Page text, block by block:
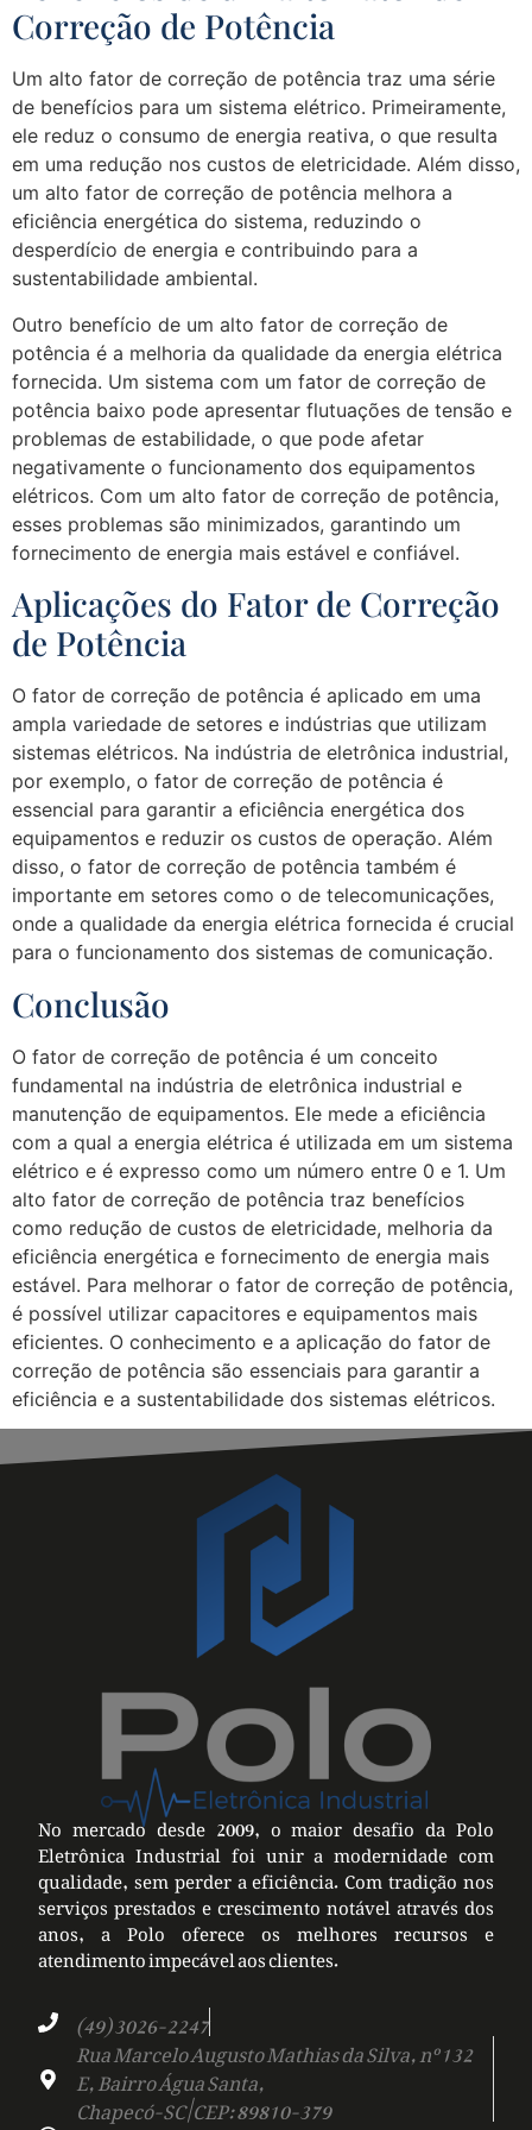
Correção de Potência
Um alto fator de correção de potência traz uma série
de benefícios para um sistema elétrico. Primeiramente,
ele reduz o consumo de energia reativa, o que resulta
em uma redução nos custos de eletricidade. Além disso,
um alto fator de correção de potência melhora a
eficiência energética do sistema, reduzindo o
desperdício de energia e contribuindo para a
sustentabilidade ambiental.
Outro benefício de um alto fator de correção de
potência é a melhoria da qualidade da energia elétrica
fornecida. Um sistema com um fator de correção de
potência baixo pode apresentar flutuações de tensão e
problemas de estabilidade, o que pode afetar
negativamente o funcionamento dos equipamentos
elétricos. Com um alto fator de correção de potência,
esses problemas são minimizados, garantindo um
fornecimento de energia mais estável e confiável.
Aplicações do Fator de Correção
de Potência
O fator de correção de potência é aplicado em uma
ampla variedade de setores e indústrias que utilizam
sistemas elétricos. Na indústria de eletrônica industrial,
por exemplo, o fator de correção de potência é
essencial para garantir a eficiência energética dos
equipamentos e reduzir os custos de operação. Além
disso, o fator de correção de potência também é
importante em setores como o de telecomunicações,
onde a qualidade da energia elétrica fornecida é crucial
para o funcionamento dos sistemas de comunicação.
Conclusão
O fator de correção de potência é um conceito
fundamental na indústria de eletrônica industrial e
manutenção de equipamentos. Ele mede a eficiência
com a qual a energia elétrica é utilizada em um sistema
elétrico e é expresso como um número entre 0 e 1. Um
alto fator de correção de potência traz benefícios
como redução de custos de eletricidade, melhoria da
eficiência energética e fornecimento de energia mais
estável. Para melhorar o fator de correção de potência,
é possível utilizar capacitores e equipamentos mais
eficientes. O conhecimento e a aplicação do fator de
correção de potência são essenciais para garantir a
eficiência e a sustentabilidade dos sistemas elétricos.
No mercado desde 2009, o maior desafio da Polo
Eletrônica Industrial foi unir a modernidade com
qualidade, sem perder a eficiência. Com tradição nos
serviços prestados e crescimento notável através dos
anos, a Polo oferece os melhores recursos e
atendimento impecável aos clientes.
(49) 3026-2247
Rua Marcelo Augusto Mathias da Silva, nº 132
E, Bairro Água Santa,
Chapecó-SC | CEP: 89810-379